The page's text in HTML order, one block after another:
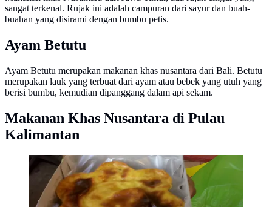
sangat terkenal. Rujak ini adalah campuran dari sayur dan buah-
buahan yang disirami dengan bumbu petis.
Ayam Betutu
Ayam Betutu merupakan makanan khas nusantara dari Bali. Betutu
merupakan lauk yang terbuat dari ayam atau bebek yang utuh yang
berisi bumbu, kemudian dipanggang dalam api sekam.
Makanan Khas Nusantara di Pulau
Kalimantan